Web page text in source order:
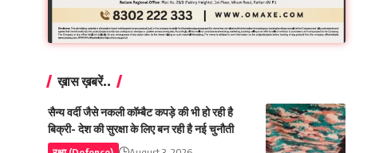
ख़ास ख़बरें..
सैन्य वर्दी जैसे नकली कॉम्बैट कपड़े की भी हो रही है
बिक्री- देश की सुरक्षा के लिए बन रही है नई चुनौती